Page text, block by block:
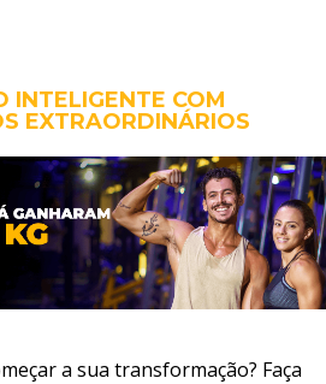
INTELIGENTE COM
EXTRAORDINÁRIOS
a sua transformação? Faça